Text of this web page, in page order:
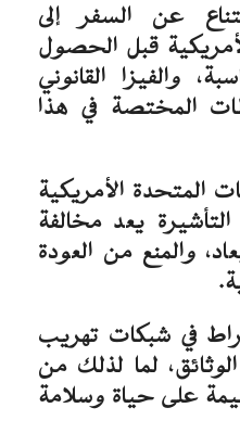
عن السفر إلى
قبل الحصول
والفيزا القانوني
المختصة في هذا
المتحدة الأمريكية
يعد مخالفة
والمنع من العودة
في شبكات تهريب
لما لذلك من
على حياة وسلامة